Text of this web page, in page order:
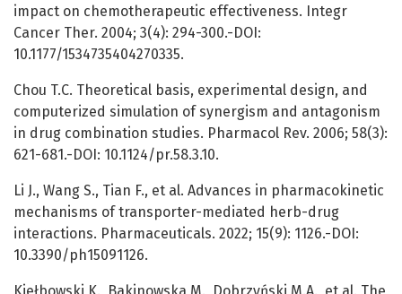
impact on chemotherapeutic effectiveness. Integr
Cancer Ther. 2004; 3(4): 294-300.-DOI:
10.1177/1534735404270335.
Chou T.C. Theoretical basis, experimental design, and
computerized simulation of synergism and antagonism
in drug combination studies. Pharmacol Rev. 2006; 58(3):
621-681.-DOI: 10.1124/pr.58.3.10.
Li J., Wang S., Tian F., et al. Advances in pharmacokinetic
mechanisms of transporter-mediated herb-drug
interactions. Pharmaceuticals. 2022; 15(9): 1126.-DOI:
10.3390/ph15091126.